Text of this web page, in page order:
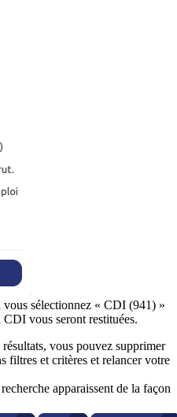
vous sélectionnez « CDI (941) »
vous seront restituées.
vous pouvez supprimer
filtres et critères et relancer votre
apparaissent de la façon